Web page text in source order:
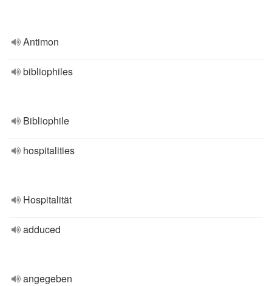
Antimon
bibliophiles
Bibliophile
hospitalities
Hospitalität
adduced
angegeben